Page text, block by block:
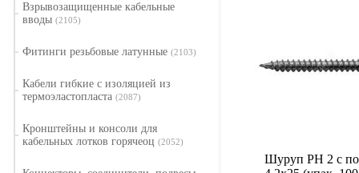
Взрывозащищенные кабельные
вводы (2105)
Фитинги резьбовые латунные (2103)
Кабели гибкие с изоляцией из
термоэластопласта (2087)
Кронштейны и консоли для
кабельных лотков горячеоц (2052)
Шуруп PH 2 с